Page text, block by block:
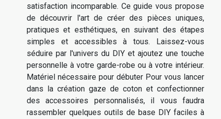
satisfaction incomparable. Ce guide vous propose
de découvrir l'art de créer des pièces uniques,
pratiques et esthétiques, en suivant des étapes
simples et accessibles à tous. Laissez-vous
séduire par l'univers du DIY et ajoutez une touche
personnelle à votre garde-robe ou à votre intérieur.
Matériel nécessaire pour débuter Pour vous lancer
dans la création gaze de coton et confectionner
des accessoires personnalisés, il vous faudra
rassembler quelques outils de base DIY faciles à